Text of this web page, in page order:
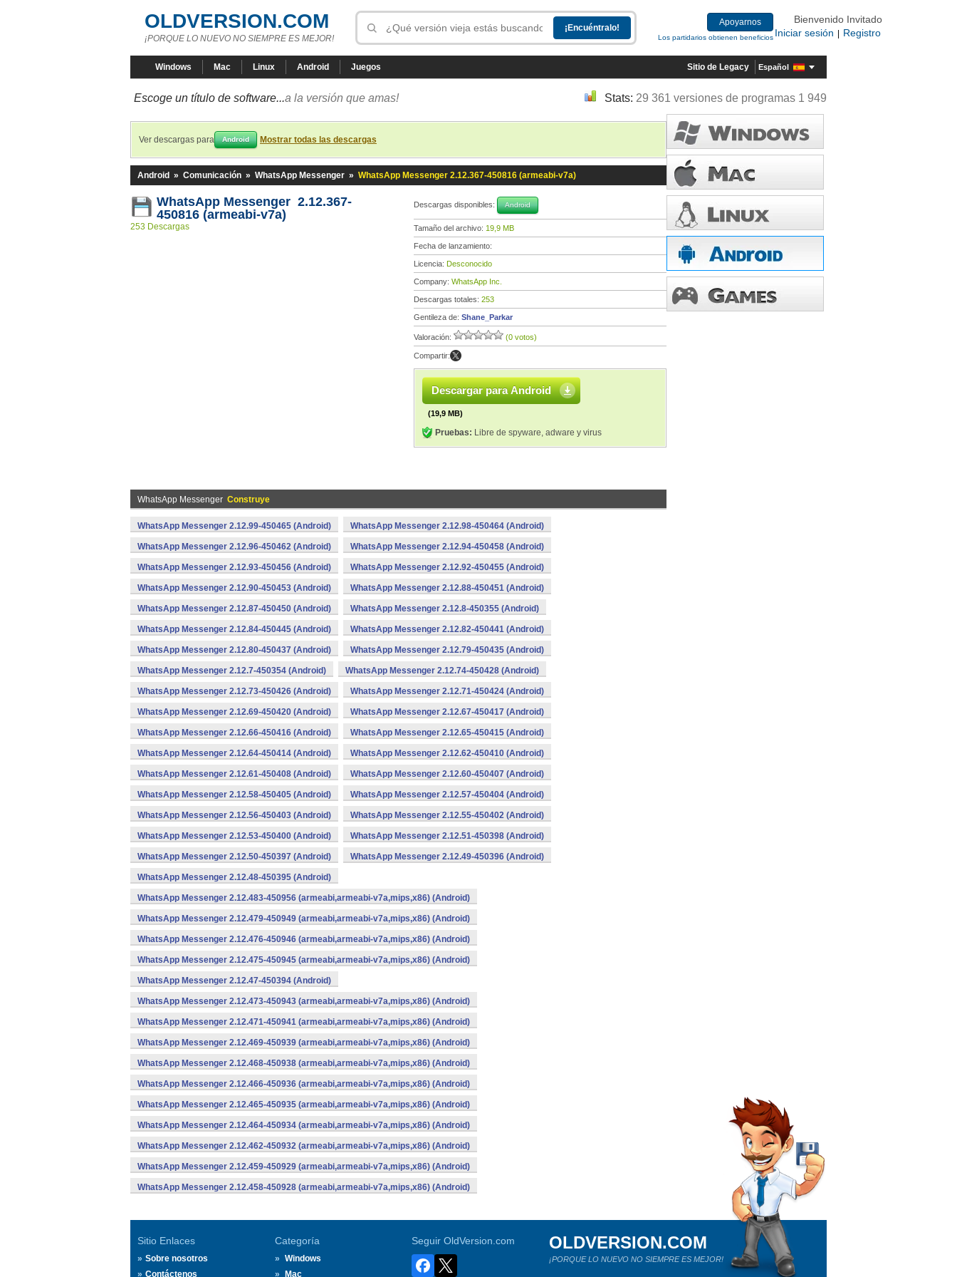
OLDVERSION.COM
¡PORQUE LO NUEVO NO SIEMPRE ES MEJOR!
Apoyarnos
Los partidarios obtienen beneficios
Bienvenido Invitado
Iniciar sesión
Registro
Windows Mac Linux Android Juegos Sitio de Legacy Español
Escoge un título de software...a la versión que amas! Stats: 29 361 versiones de programas 1 949
Ver descargas para Android Mostrar todas las descargas
Android » Comunicación » WhatsApp Messenger » WhatsApp Messenger 2.12.367-450816 (armeabi-v7a)
WhatsApp Messenger 2.12.367-
450816 (armeabi-v7a)
253 Descargas
Descargas disponibles: Android
Tamaño del archivo: 19,9 MB
Fecha de lanzamiento:
Licencia: Desconocido
Company: WhatsApp Inc.
Descargas totales: 253
Gentileza de: Shane_Parkar
Valoración: (0 votos)
Compartir:
Descargar para Android
(19,9 MB)
Pruebas: Libre de spyware, adware y virus
WhatsApp Messenger Construye
WhatsApp Messenger 2.12.99-450465 (Android) WhatsApp Messenger 2.12.98-450464 (Android)
WhatsApp Messenger 2.12.96-450462 (Android) WhatsApp Messenger 2.12.94-450458 (Android)
WhatsApp Messenger 2.12.93-450456 (Android) WhatsApp Messenger 2.12.92-450455 (Android)
WhatsApp Messenger 2.12.90-450453 (Android) WhatsApp Messenger 2.12.88-450451 (Android)
WhatsApp Messenger 2.12.87-450450 (Android) WhatsApp Messenger 2.12.8-450355 (Android)
WhatsApp Messenger 2.12.84-450445 (Android) WhatsApp Messenger 2.12.82-450441 (Android)
WhatsApp Messenger 2.12.80-450437 (Android) WhatsApp Messenger 2.12.79-450435 (Android)
WhatsApp Messenger 2.12.7-450354 (Android) WhatsApp Messenger 2.12.74-450428 (Android)
WhatsApp Messenger 2.12.73-450426 (Android) WhatsApp Messenger 2.12.71-450424 (Android)
WhatsApp Messenger 2.12.69-450420 (Android) WhatsApp Messenger 2.12.67-450417 (Android)
WhatsApp Messenger 2.12.66-450416 (Android) WhatsApp Messenger 2.12.65-450415 (Android)
WhatsApp Messenger 2.12.64-450414 (Android) WhatsApp Messenger 2.12.62-450410 (Android)
WhatsApp Messenger 2.12.61-450408 (Android) WhatsApp Messenger 2.12.60-450407 (Android)
WhatsApp Messenger 2.12.58-450405 (Android) WhatsApp Messenger 2.12.57-450404 (Android)
WhatsApp Messenger 2.12.56-450403 (Android) WhatsApp Messenger 2.12.55-450402 (Android)
WhatsApp Messenger 2.12.53-450400 (Android) WhatsApp Messenger 2.12.51-450398 (Android)
WhatsApp Messenger 2.12.50-450397 (Android) WhatsApp Messenger 2.12.49-450396 (Android)
WhatsApp Messenger 2.12.48-450395 (Android)
WhatsApp Messenger 2.12.483-450956 (armeabi,armeabi-v7a,mips,x86) (Android)
WhatsApp Messenger 2.12.479-450949 (armeabi,armeabi-v7a,mips,x86) (Android)
WhatsApp Messenger 2.12.476-450946 (armeabi,armeabi-v7a,mips,x86) (Android)
WhatsApp Messenger 2.12.475-450945 (armeabi,armeabi-v7a,mips,x86) (Android)
WhatsApp Messenger 2.12.47-450394 (Android)
WhatsApp Messenger 2.12.473-450943 (armeabi,armeabi-v7a,mips,x86) (Android)
WhatsApp Messenger 2.12.471-450941 (armeabi,armeabi-v7a,mips,x86) (Android)
WhatsApp Messenger 2.12.469-450939 (armeabi,armeabi-v7a,mips,x86) (Android)
WhatsApp Messenger 2.12.468-450938 (armeabi,armeabi-v7a,mips,x86) (Android)
WhatsApp Messenger 2.12.466-450936 (armeabi,armeabi-v7a,mips,x86) (Android)
WhatsApp Messenger 2.12.465-450935 (armeabi,armeabi-v7a,mips,x86) (Android)
WhatsApp Messenger 2.12.464-450934 (armeabi,armeabi-v7a,mips,x86) (Android)
WhatsApp Messenger 2.12.462-450932 (armeabi,armeabi-v7a,mips,x86) (Android)
WhatsApp Messenger 2.12.459-450929 (armeabi,armeabi-v7a,mips,x86) (Android)
WhatsApp Messenger 2.12.458-450928 (armeabi,armeabi-v7a,mips,x86) (Android)
Sitio Enlaces
Sobre nosotros
Contáctenos
Categoría
Windows
Mac
Seguir OldVersion.com OLDVERSION.COM
¡PORQUE LO NUEVO NO SIEMPRE ES MEJOR!